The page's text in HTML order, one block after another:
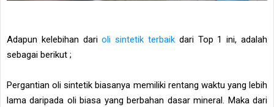
Adapun kelebihan darioli sintetik terbaik dari Top 1 ini, adalah
sebagai berikut ;
Pergantian oli sintetik biasanya memiliki rentang waktu yang lebih
lama daripada oli biasa yang berbahan dasar mineral. Maka dari